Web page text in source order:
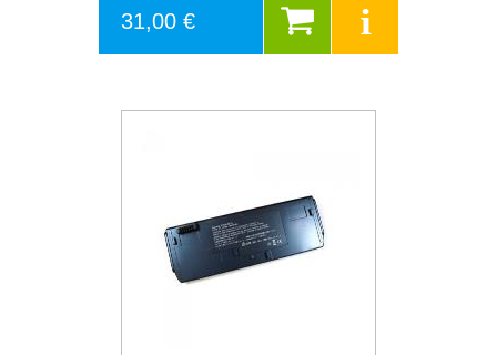
31,00 €